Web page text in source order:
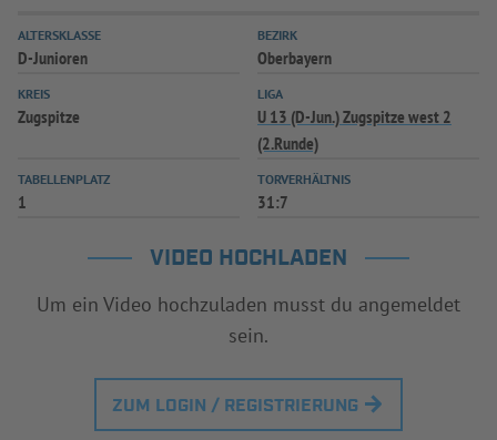
ALTERSKLASSE
D-Junioren
BEZIRK
Oberbayern
KREIS
Zugspitze
LIGA
U 13 (D-Jun.) Zugspitze west 2
(2.Runde)
TABELLENPLATZ
1
TORVERHÄLTNIS
31:7
VIDEO HOCHLADEN
Um ein Video hochzuladen musst du angemeldet
sein.
ZUM LOGIN / REGISTRIERUNG